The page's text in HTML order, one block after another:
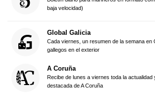
baja velocidad)
Global Galicia
Cada viernes, un resumen de la semana en
gallegos en el exterior
A Coruña
Recibe de lunes a viernes toda la actualidad
destacada de A Coruña